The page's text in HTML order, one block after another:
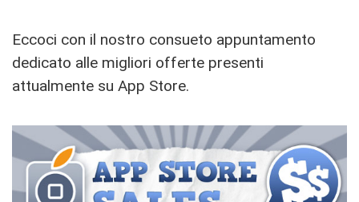
Eccoci con il nostro consueto appuntamento
dedicato alle migliori offerte presenti
attualmente su App Store.